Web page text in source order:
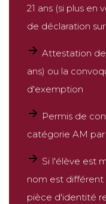
21 ans (si plus en
de déclaration
Attestation de
ans) ou la
d'exemption
Permis de
catégorie AM
Si l'élève est
nom est différent
pièce d'identité